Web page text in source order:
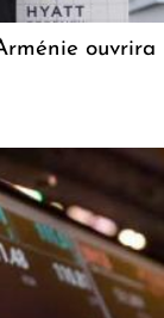
ouvrira